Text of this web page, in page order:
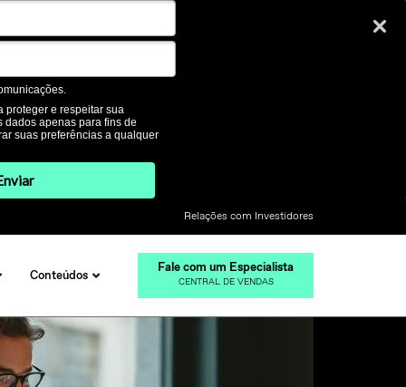
proteger e respeitar sua
dados apenas para fins de
suas preferências a qualquer
Relações com Investidores
Conteúdos Fale com um Especialista
CENTRAL DE VENDAS